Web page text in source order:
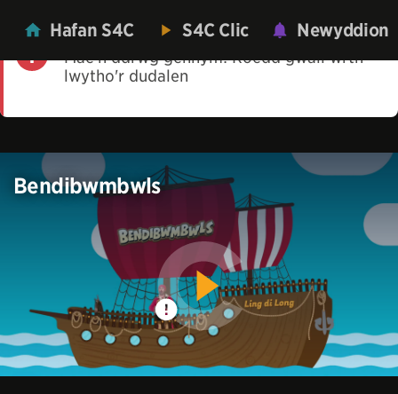
Hafan S4C S4C Clic Newyddion
Mae'n ddrwg gennym! Roedd gwall wrth
lwytho'r dudalen
Bendibwmbwls